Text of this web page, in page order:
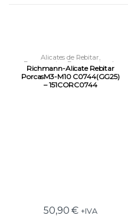
Alicates de Rebitar,
Ferramentas Ferramentas de
Fixação
Richmann-Alicate Rebitar
PorcasM3-M10 C0744(GG25)
– 151CORC0744
50,90€ +IVA